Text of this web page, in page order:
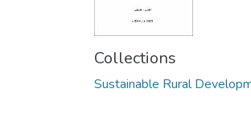
Collections